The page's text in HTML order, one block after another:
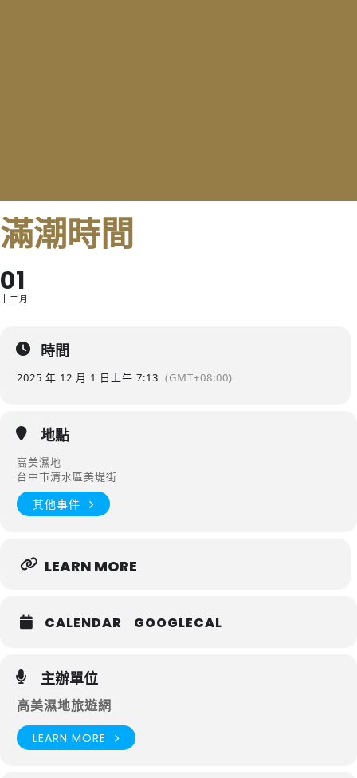
滿潮時間
01
十二月
時間
2025 年 12 月 1 日 上午 7:13 (GMT+08:00)
地點
高美濕地
台中市清水區美堤街
其他事件
LEARN MORE
CALENDAR GOOGLECAL
主辦單位
高美濕地旅遊網
LEARN MORE